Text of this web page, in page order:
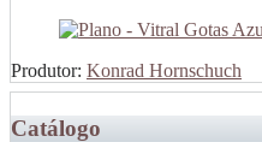
Produtor: Konrad Hornschuch
Catálogo